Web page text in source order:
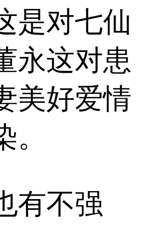
是对七仙
永这对患
美好爱情
。
有不强